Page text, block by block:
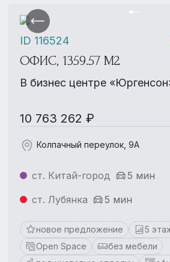
ОФИС, 1359.57 М2
В бизнес центре
10 763 262 ₽
Колпачный переулок, 9А
ст. Китай-город
5 мин
ст. Лубянка
5 мин
новое предложение
5
Open Space
без мебели
ID 116524